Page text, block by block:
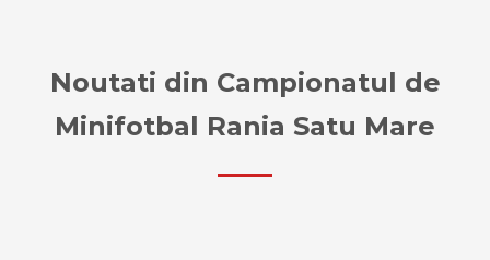
Noutati din Campionatul de
Minifotbal Rania Satu Mare